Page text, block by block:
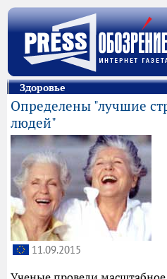
Здоровье
Определены "лучшие
людей"
11.09.2015